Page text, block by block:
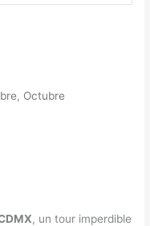
, Octubre
, un tour imperdible